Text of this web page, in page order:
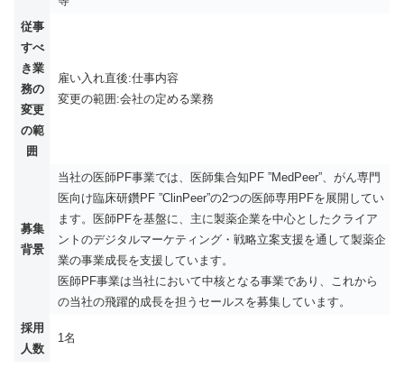
従事
すべ
き業
務の
変更
の範
囲
雇い入れ直後:仕事内容
変更の範囲:会社の定める業務
募集
背景
当社の医師PF事業では、医師集合知PF ”MedPeer”、がん専門
医向け臨床研鑽PF ”ClinPeer”の2つの医師専用PFを展開してい
ます。医師PFを基盤に、主に製薬企業を中心としたクライア
ントのデジタルマーケティング・戦略立案支援を通して製薬企
業の事業成長を支援しています。
医師PF事業は当社において中核となる事業であり、これから
の当社の飛躍的成長を担うセールスを募集しています。
採用
人数
1名